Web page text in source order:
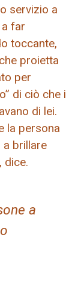
servizio a
far
toccante,
proietta
per
di ciò che i
di lei.
la persona
a brillare
dice.
a